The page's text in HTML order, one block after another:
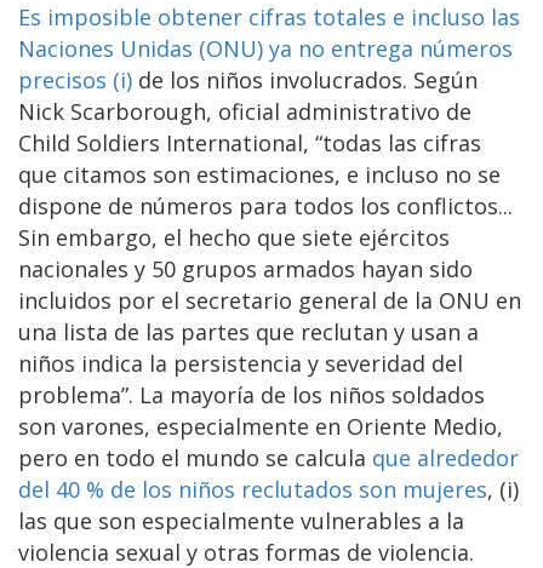
Es imposible obtener cifras totales e incluso las
Naciones Unidas (ONU) ya no entrega números
precisos (i) de los niños involucrados. Según
Nick Scarborough, oficial administrativo de
Child Soldiers International, “todas las cifras
que citamos son estimaciones, e incluso no se
dispone de números para todos los conflictos...
Sin embargo, el hecho que siete ejércitos
nacionales y 50 grupos armados hayan sido
incluidos por el secretario general de la ONU en
una lista de las partes que reclutan y usan a
niños indica la persistencia y severidad del
problema”. La mayoría de los niños soldados
son varones, especialmente en Oriente Medio,
pero en todo el mundo se calcula que alrededor
del 40 % de los niños reclutados son mujeres, (i)
las que son especialmente vulnerables a la
violencia sexual y otras formas de violencia.